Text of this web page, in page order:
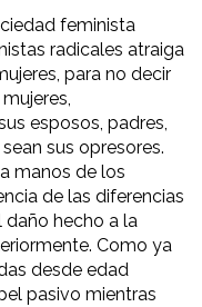
feminista
radicales atraiga
para no decir
esposos, padres,
sus opresores.
manos de los
de las diferencias
hecho a la
Como ya
desde edad
pasivo mientras